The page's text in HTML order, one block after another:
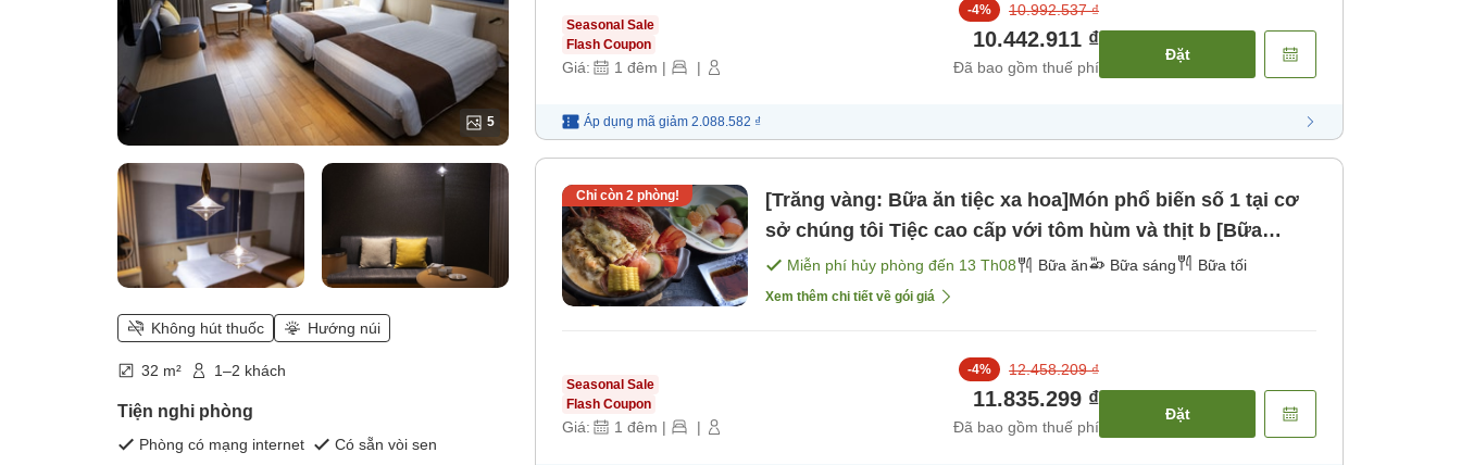
5
Không hút thuốc Hướng núi
32 m² 1–2 khách
Tiện nghi phòng
Phòng có mạng internet
Có sẵn vòi sen
Seasonal Sale
Flash Coupon
Giá: 1 đêm | |
-4% 10.992.537 ₫
10.442.911 ₫
Đã bao gồm thuế phí
Đặt
Áp dụng mã giảm 2.088.582 ₫
Chỉ còn 2phòng!
[Trăng vàng: Bữa ăn tiệc xa hoa]Món phổ biến số 1 tại cơ
sở chúng tôi Tiệc cao cấp với tôm hùm và thịt b [Bữa
sáng] [Bữa tối]
Miễn phí hủy phòng đến 13 Th08 Bữa ăn Bữa sáng Bữa tối
Xem thêm chi tiết về gói giá
Seasonal Sale
Flash Coupon
Giá: 1 đêm | |
-4% 12.458.209 ₫
11.835.299 ₫
Đã bao gồm thuế phí
Đặt